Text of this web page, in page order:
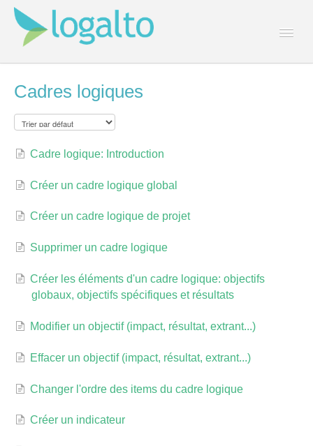
Cadres logiques
Cadre logique: Introduction
Créer un cadre logique global
Créer un cadre logique de projet
Supprimer un cadre logique
Créer les éléments d'un cadre logique: objectifs
globaux, objectifs spécifiques et résultats
Modifier un objectif (impact, résultat, extrant...)
Effacer un objectif (impact, résultat, extrant...)
Changer l'ordre des items du cadre logique
Créer un indicateur